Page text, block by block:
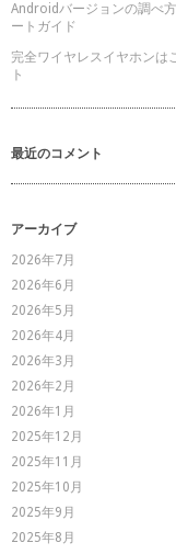
Androidバージョンの調べ
ートガイド
完全ワイヤレスイヤホンは
ト
最近のコメント
アーカイブ
2026年7月
2026年6月
2026年5月
2026年4月
2026年3月
2026年2月
2026年1月
2025年12月
2025年11月
2025年10月
2025年9月
2025年8月